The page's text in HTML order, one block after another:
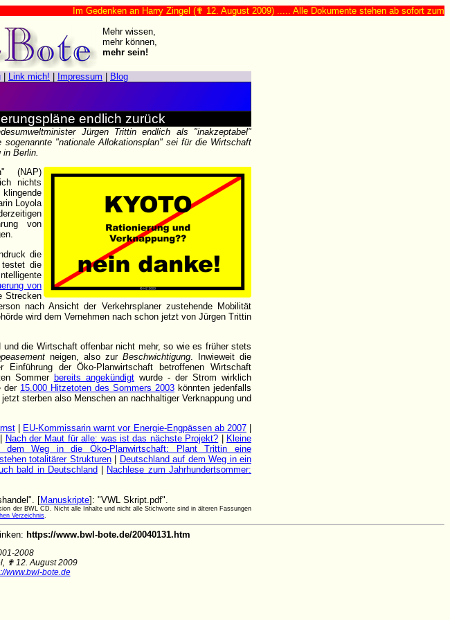
Im Gedenken an Harry Zingel (✟ 12. August 2009) ..... Alle Dokumente stehen ab sofort zum
Mehr wissen,
mehr können,
mehr sein!
Link mich! Impressum Blog
endlich zurück
Jürgen Trittin endlich als "inakzeptabel"
"nationale Allokationsplan" sei für die Wirtschaft
in Berlin.
(NAP)
nichts
Loyola
von
die
die
von
Strecken
nach Ansicht der Verkehrsplaner zustehende Mobilität
wird dem Vernehmen nach schon jetzt von Jürgen Trittin
die Wirtschaft offenbar nicht mehr, so wie es früher stets
neigen, also zur Beschwichtigung . Inwieweit die
der Öko-Planwirtschaft betroffenen Wirtschaft
Sommer bereits angekündigtwurde - der Strom wirklich
der 15.000 Hitzetoten des Sommers 2003 könnten jedenfalls
sterben also Menschen an nachhaltiger Verknappung und
| EU-Kommissarin warnt vor Energie-Engpässen ab 2007|
Nach der Maut für alle: was ist das nächste Projekt?
Kleine
dem Weg in die Öko-Planwirtschaft: Plant Trittin eine
totalitärer Strukturen|
Deutschland auf dem Weg in ein
bald in Deutschland
Nachlese zum Jahrhundertsommer:
[Manuskripte]: "VWL Skript.pdf".
der BWL CD. Nicht alle Inhalte und nicht alle Stichworte sind in älteren Fassungen
Verzeichnis
https://www.bwl-bote.de/20040131.htm
2008
✟ 12. August 2009
www.bwl-bote.de